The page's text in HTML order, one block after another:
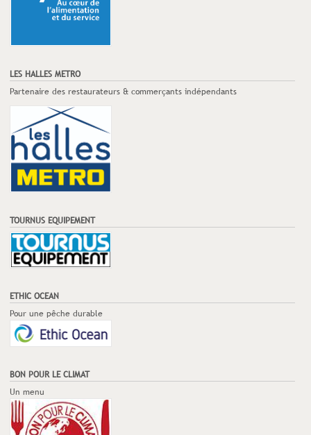
LES HALLES METRO
Partenaire des restaurateurs & commerçants indépendants
TOURNUS EQUIPEMENT
ETHIC OCEAN
Pour une pêche durable
BON POUR LE CLIMAT
Un menu